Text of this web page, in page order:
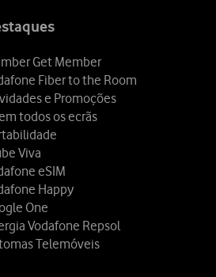
Get Member
Fiber to the Room
e Promoções
todos os ecrãs
Viva
eSIM
Happy
One
Vodafone Repsol
Telemóveis